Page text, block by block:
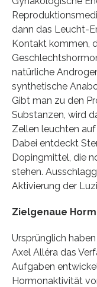
dann das Leucht-
Kontakt kommen,
natürliche
synthetische
Gibt man zu den
Substanzen, wird
Zellen leuchten
Dabei entdeckt
Dopingmittel, die
stehen.
Aktivierung der
Zielgenaue
Ursprünglich
Axel Alléra das
Aufgaben
Hormonaktivität